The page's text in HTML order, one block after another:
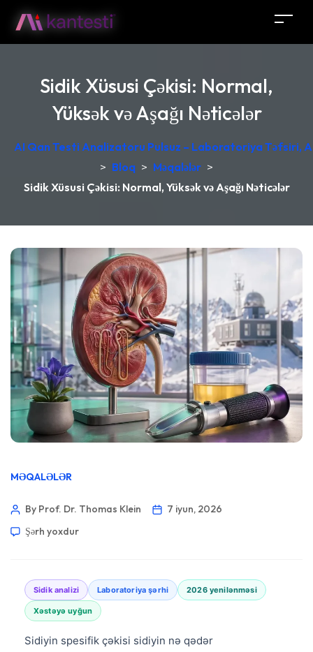
Sidik Xüsusi Çəkisi: Normal,
Yüksək və Aşağı Nəticələr
AI Qan Testi Analizatoru Pulsuz – Laboratoriya Təfsiri,
> Bloq > Məqalələr >
Sidik Xüsusi Çəkisi: Normal, Yüksək və Aşağı Nəticələr
MƏQALƏLƏR
By Prof. Dr. Thomas Klein
7 iyun, 2026
Şərh yoxdur
Sidik analizi Laboratoriya şərhi 2026 yenilənməsi
Xəstəyə uyğun
Sidiyin spesifik çəkisi sidiyin nə qədər